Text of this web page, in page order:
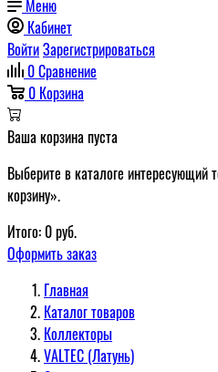
Меню
Кабинет
ВойтиЗарегистрироваться
0Сравнение
0 Корзина
Ваша корзина пуста
Выберите в каталоге интересующий
корзину».
Итого: 0руб.
Оформить заказ
Главная
Каталог товаров
Коллекторы
VALTEC (Латунь)